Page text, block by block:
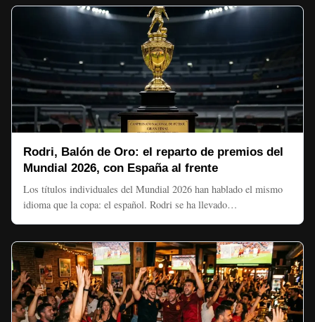
Rodri, Balón de Oro: el reparto de premios del
Mundial 2026, con España al frente
Los títulos individuales del Mundial 2026 han hablado el mismo
idioma que la copa: el español. Rodri se ha llevado…